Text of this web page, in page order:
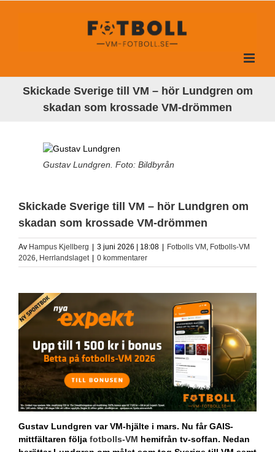
Skickade Sverige till VM – hör Lundgren om
skadan som krossade VM-drömmen
Gustav Lundgren. Foto: Bildbyrån
Skickade Sverige till VM – hör Lundgren om
skadan som krossade VM-drömmen
Av Hampus Kjellberg | 3 juni 2026 | 18:08 | Fotbolls VM, Fotbolls-VM
2026, Herrlandslaget | 0 kommentarer
Gustav Lundgren var VM-hjälte i mars. Nu får GAIS-
mittfältaren följa fotbolls-VM hemifrån tv-soffan. Nedan